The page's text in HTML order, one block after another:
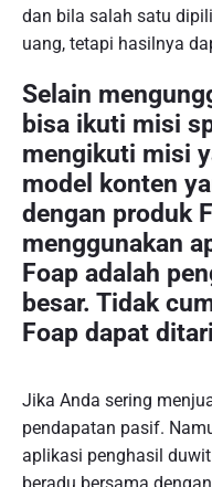
dan bila salah satu
uang, tetapi hasilnya
Selain
bisa ikuti misi
mengikuti misi
model konten
dengan produk
menggunakan
Foap adalah
besar. Tidak
Foap dapat
Jika Anda sering
pendapatan pasif.
aplikasi penghasil
beradu bersama